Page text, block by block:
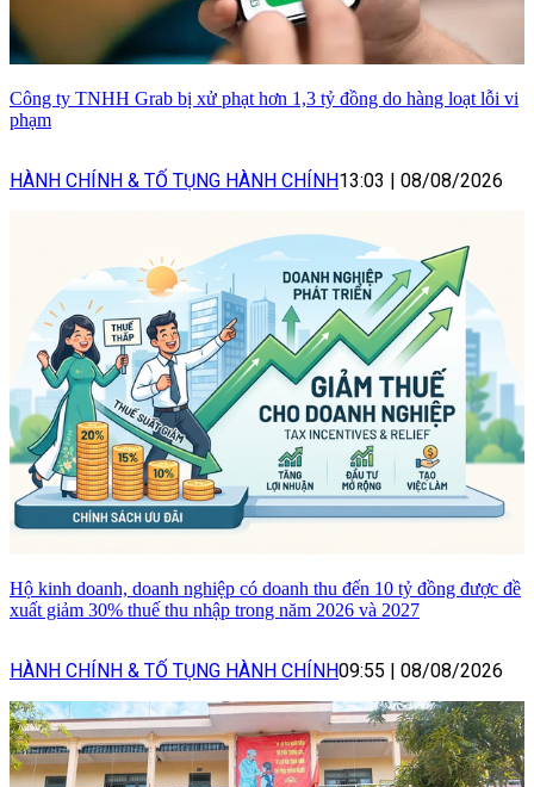
Công ty TNHH Grab bị xử phạt hơn 1,3 tỷ đồng do hàng loạt lỗi vi
phạm
HÀNH CHÍNH & TỐ TỤNG HÀNH CHÍNH13:03 | 08/08/2026
Hộ kinh doanh, doanh nghiệp có doanh thu đến 10 tỷ đồng được đề
xuất giảm 30% thuế thu nhập trong năm 2026 và 2027
HÀNH CHÍNH & TỐ TỤNG HÀNH CHÍNH09:55 | 08/08/2026